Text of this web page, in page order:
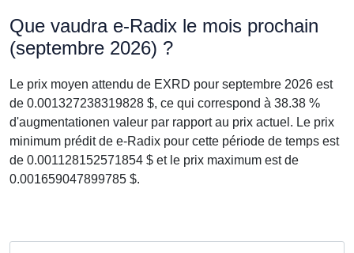
Que vaudra e-Radix le mois prochain
(septembre 2026) ?
Le prix moyen attendu de EXRD pour septembre 2026 est
de 0.001327238319828 $, ce qui correspond à 38.38 %
d'augmentationen valeur par rapport au prix actuel. Le prix
minimum prédit de e-Radix pour cette période de temps est
de 0.001128152571854 $ et le prix maximum est de
0.001659047899785 $.